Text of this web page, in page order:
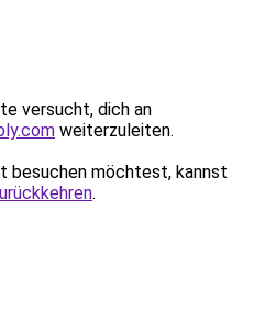
versucht, dich an
weiterzuleiten.
besuchen möchtest, kannst
.